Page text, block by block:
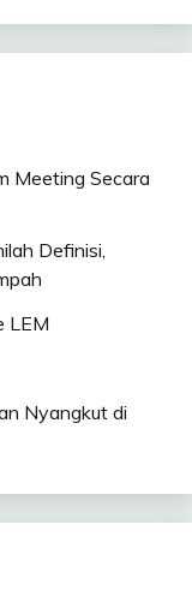
Meeting Secara
Definisi,
LEM
Nyangkut di